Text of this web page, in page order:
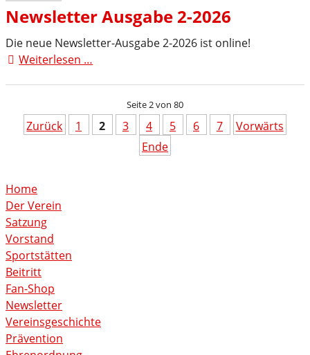
eine
Halbzeit
dagegen
Newsletter Ausgabe 2-2026
Die neue Newsletter-Ausgabe 2-2026 ist online!
Weiterlesen …
Seite 2 von 80
Zurück 1 2 3 4 5 6 7
Vorwärts
Ende
Home
Der Verein
Satzung
Vorstand
Sportstätten
Beitritt
Fan-Shop
Newsletter
Vereinsgeschichte
Prävention